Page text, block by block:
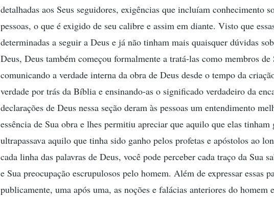
detalhadas aos Seus seguidores, exigências que incluíam conhecimento
pessoas, o que é exigido de seu calibre e assim em diante. Visto que
determinadas a seguir a Deus e já não tinham mais quaisquer dúvidas
Deus, Deus também começou formalmente a tratá-las como membros
comunicando a verdade interna da obra de Deus desde o tempo da
verdade por trás da Bíblia e ensinando-as o significado verdadeiro da
declarações de Deus nessa seção deram às pessoas um entendimento
essência de Sua obra e lhes permitiu apreciar que aquilo que elas tinham
ultrapassava aquilo que tinha sido ganho pelos profetas e apóstolos ao
cada linha das palavras de Deus, você pode perceber cada traço da Sua
e Sua preocupação escrupulosos pelo homem. Além de expressar essas
publicamente, uma após uma, as noções e falácias anteriores do homem